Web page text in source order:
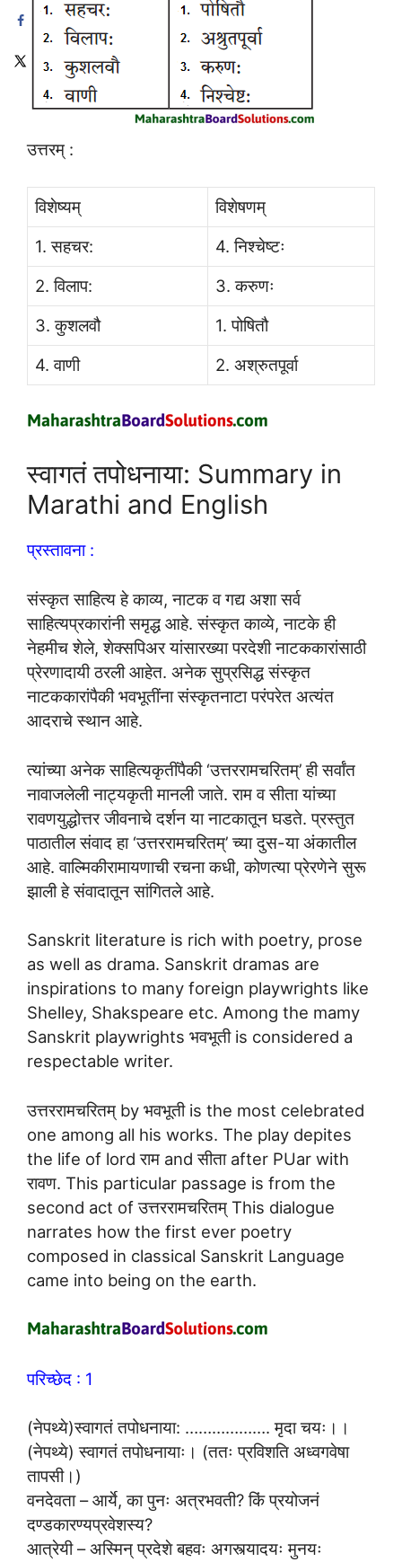
उत्तरम् :
विशेष्यम्
विशेषणम्
1. सहचर:
4. निश्चेष्टः
2. विलाप:
3. करुणः
3. कुशलवौ
1. पोषितौ
4. वाणी
2. अश्रुतपूर्वा
स्वागतं तपोधनाया: Summary in
Marathi and English
प्रस्तावना :
संस्कृत साहित्य हे काव्य, नाटक व गद्य अशा सर्व
साहित्यप्रकारांनी समृद्ध आहे. संस्कृत काव्ये, नाटके ही
नेहमीच शेले, शेक्सपिअर यांसारख्या परदेशी नाटककारांसाठी
प्रेरणादायी ठरली आहेत. अनेक सुप्रसिद्ध संस्कृत
नाटककारांपैकी भवभूतींना संस्कृतनाटा परंपरेत अत्यंत
आदराचे स्थान आहे.
त्यांच्या अनेक साहित्यकृतींपैकी ‘उत्तररामचरितम्’ ही सर्वांत
नावाजलेली नाट्यकृती मानली जाते. राम व सीता यांच्या
रावणयुद्धोत्तर जीवनाचे दर्शन या नाटकातून घडते. प्रस्तुत
पाठातील संवाद हा ‘उत्तररामचरितम्’ च्या दुस-या अंकातील
आहे. वाल्मिकीरामायणाची रचना कधी, कोणत्या प्रेरणेने सुरू
झाली हे संवादातून सांगितले आहे.
Sanskrit literature is rich with poetry, prose
as well as drama. Sanskrit dramas are
inspirations to many foreign playwrights like
Shelley, Shakspeare etc. Among the mamy
Sanskrit playwrights भवभूती is considered a
respectable writer.
उत्तररामचरितम् by भवभूती is the most celebrated
one among all his works. The play depites
the life of lord राम and सीता after PUar with
रावण. This particular passage is from the
second act of उत्तररामचरितम् This dialogue
narrates how the first ever poetry
composed in classical Sanskrit Language
came into being on the earth.
परिच्छेद : 1
(नेपथ्ये)स्वागतं तपोधनाया: ………………. मृदा चयः।।
(नेपथ्ये) स्वागतं तपोधनायाः। (ततः प्रविशति अध्वगवेषा
तापसी।)
वनदेवता – आर्ये, का पुनः अत्रभवती? किं प्रयोजनं
दण्डकारण्यप्रवेशस्य?
आत्रेयी – अस्मिन् प्रदेशे बहवः अगस्त्यादयः मुनयः